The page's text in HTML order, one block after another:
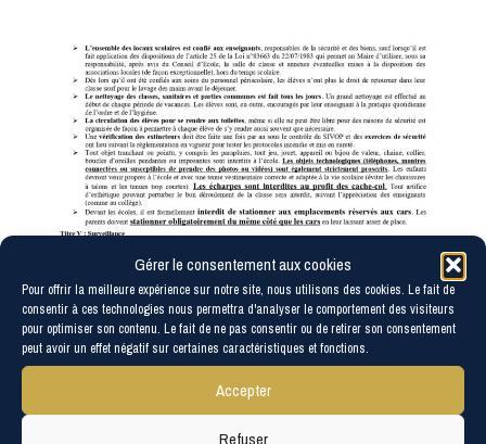
Gérer le consentement aux cookies
Pour offrir la meilleure expérience sur notre site, nous utilisons des cookies. Le fait de
consentir à ces technologies nous permettra d'analyser le comportement des visiteurs
pour optimiser son contenu. Le fait de ne pas consentir ou de retirer son consentement
peut avoir un effet négatif sur certaines caractéristiques et fonctions.
Accepter
Refuser